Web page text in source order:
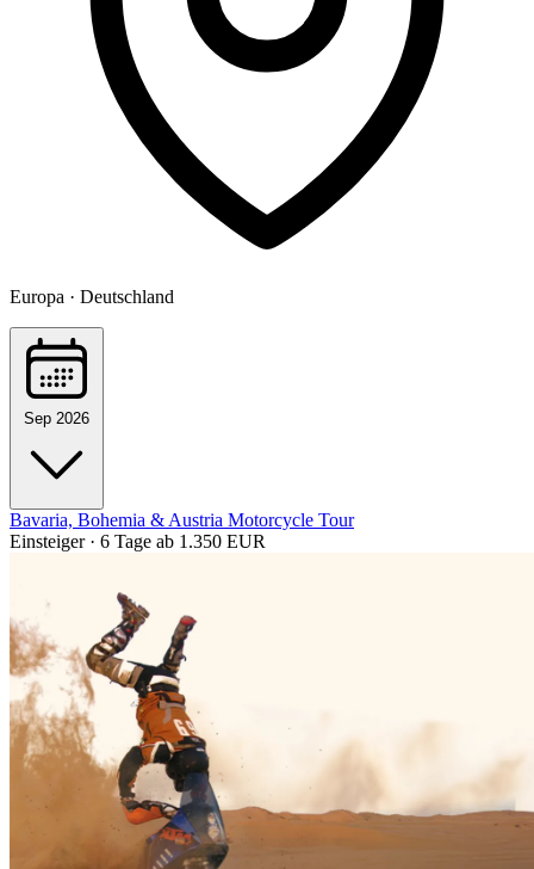
Europa · Deutschland
Sep 2026
Bavaria, Bohemia & Austria Motorcycle Tour
Einsteiger · 6 Tage ab 1.350 EUR